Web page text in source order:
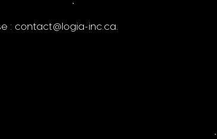
: contact@logia-inc.ca